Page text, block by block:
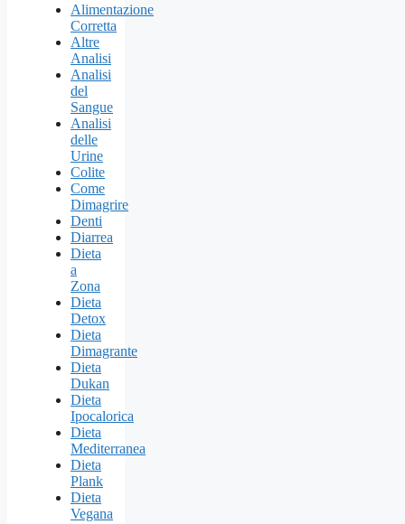
Alimentazione
Corretta
Altre
Analisi
Analisi
del
Sangue
Analisi
delle
Urine
Colite
Come
Dimagrire
Denti
Diarrea
Dieta
a
Zona
Dieta
Detox
Dieta
Dimagrante
Dieta
Dukan
Dieta
Ipocalorica
Dieta
Mediterranea
Dieta
Plank
Dieta
Vegana